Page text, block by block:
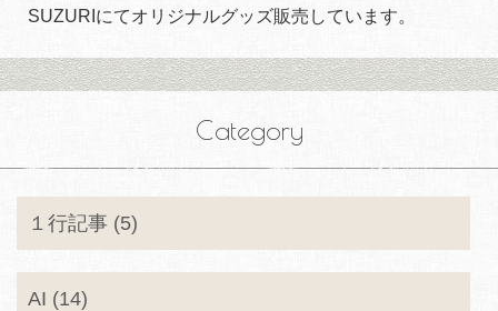
SUZURIにてオリジナルグッズ販売しています。
Category
１行記事 (5)
AI (14)